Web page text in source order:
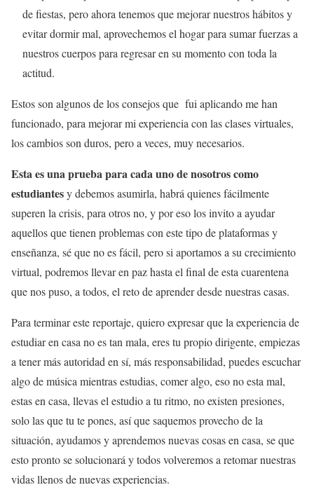
de fiestas, pero ahora tenemos que mejorar nuestros hábitos y
evitar dormir mal, aprovechemos el hogar para sumar fuerzas a
nuestros cuerpos para regresar en su momento con toda la
actitud.
Estos son algunos de los consejos que fui aplicando me han
funcionado, para mejorar mi experiencia con las clases virtuales,
los cambios son duros, pero a veces, muy necesarios.
Esta es una prueba para cada uno de nosotros como
estudiantesy debemos asumirla, habrá quienes fácilmente
superen la crisis, para otros no, y por eso los invito a ayudar
aquellos que tienen problemas con este tipo de plataformas y
enseñanza, sé que no es fácil, pero si aportamos a su crecimiento
virtual, podremos llevar en paz hasta el final de esta cuarentena
que nos puso, a todos, el reto de aprender desde nuestras casas.
Para terminar este reportaje, quiero expresar que la experiencia de
estudiar en casa no es tan mala, eres tu propio dirigente, empiezas
a tener más autoridad en sí, más responsabilidad, puedes escuchar
algo de música mientras estudias, comer algo, eso no esta mal,
estas en casa, llevas el estudio a tu ritmo, no existen presiones,
solo las que tu te pones, así que saquemos provecho de la
situación, ayudamos y aprendemos nuevas cosas en casa, se que
esto pronto se solucionará y todos volveremos a retomar nuestras
vidas llenos de nuevas experiencias.